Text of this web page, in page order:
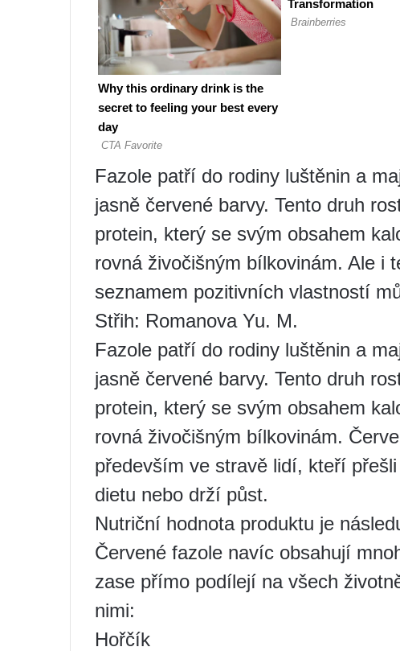
Fazole patří do rodiny luštěnin a
jasně červené barvy. Tento druh
protein, který se svým obsahem
rovná živočišným bílkovinám. Ale i
seznamem pozitivních vlastností
Střih: Romanova Yu. M.
Fazole patří do rodiny luštěnin a
jasně červené barvy. Tento druh
protein, který se svým obsahem
rovná živočišným bílkovinám.
především ve stravě lidí, kteří
dietu nebo drží půst.
Nutriční hodnota produktu je
Červené fazole navíc obsahují
zase přímo podílejí na všech
nimi:
Hořčík